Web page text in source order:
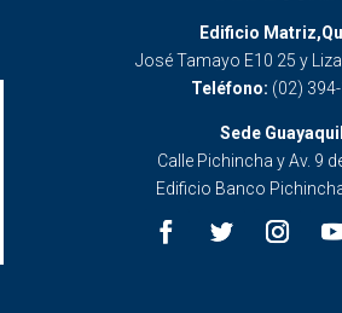
Edificio
José Tamayo E10 25 y
Teléfono: (02)
Sede
Calle Pichincha y Av. 9
Edificio Banco